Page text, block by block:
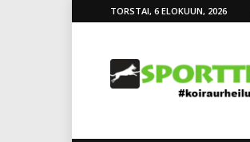
TORSTAI, 6 ELOKUUN, 2026